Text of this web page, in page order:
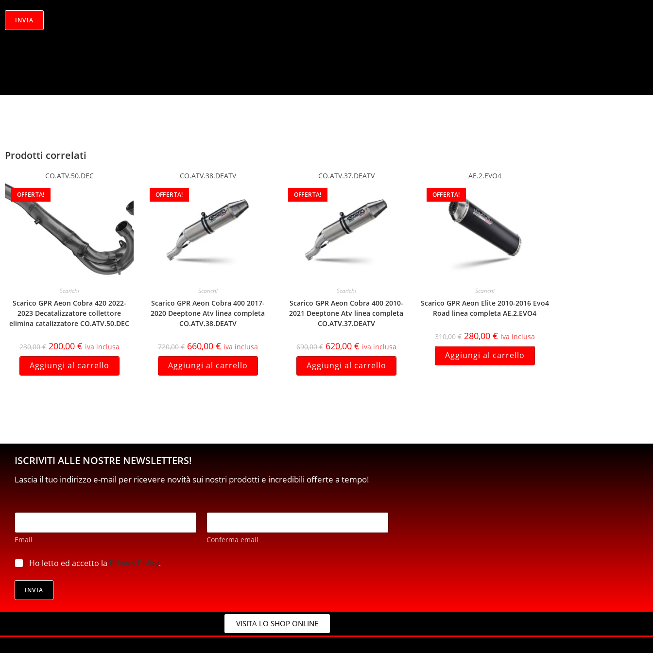
i
a
INVIA
Prodotti correlati
CO.ATV.50.DEC
OFFERTA!
Scarichi
Scarico GPR Aeon Cobra 420 2022-
2023 Decatalizzatore collettore
elimina catalizzatore CO.ATV.50.DEC
230,00€ 200,00 € iva inclusa
Aggiungi al carrello
CO.ATV.38.DEATV
OFFERTA!
Scarichi
Scarico GPR Aeon Cobra 400 2017-
2020 Deeptone Atv linea completa
CO.ATV.38.DEATV
720,00€ 660,00 € iva inclusa
Aggiungi al carrello
CO.ATV.37.DEATV
OFFERTA!
Scarichi
Scarico GPR Aeon Cobra 400 2010-
2021 Deeptone Atv linea completa
CO.ATV.37.DEATV
690,00€ 620,00 € iva inclusa
Aggiungi al carrello
AE.2.EVO4
OFFERTA!
Scarichi
Scarico GPR Aeon Elite 2010-2016 Evo4
Road linea completa AE.2.EVO4
310,00€ 280,00 € iva inclusa
Aggiungi al carrello
ISCRIVITI ALLE NOSTRE NEWSLETTERS!
Lascia il tuo indirizzo e-mail per ricevere novità sui nostri prodotti e incredibili offerte a tempo!
i
r
v
c
y
E
a
i
*
Email Conferma email
p
i
a
Ho letto ed accetto la Privacy Policy.
INVIA
VISITA LO SHOP ONLINE